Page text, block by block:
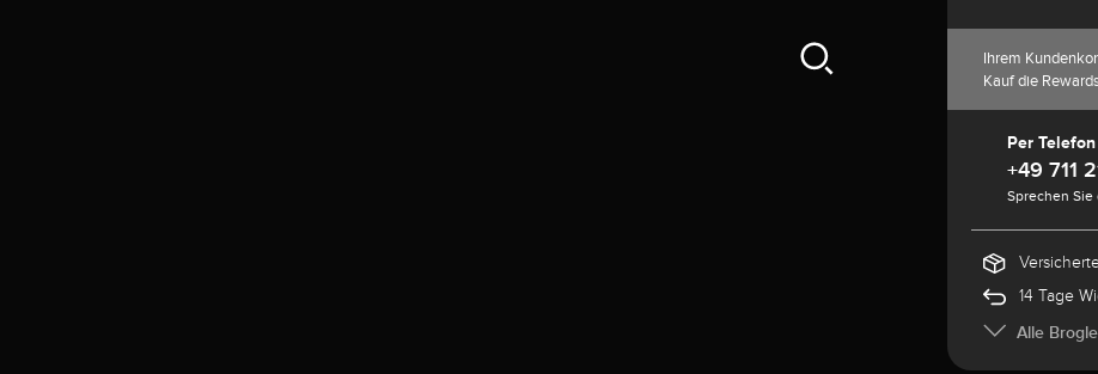
Ihrem
Kauf die
Per
+49 711
Sprechen
14 Tage
Alle